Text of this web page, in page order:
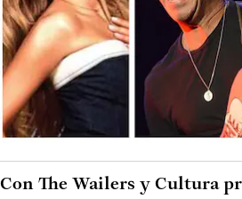
Con The Wailers y Cultura